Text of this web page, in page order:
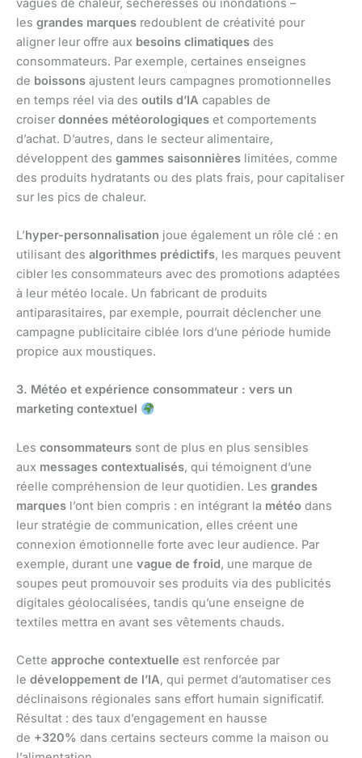
vagues de chaleur, sécheresses ou inondations –
les grandes marques redoublent de créativité pour
aligner leur offre aux besoins climatiques des
consommateurs. Par exemple, certaines enseignes
de boissons ajustent leurs campagnes promotionnelles
en temps réel via des outils d’IA capables de
croiser données météorologiques et comportements
d’achat. D’autres, dans le secteur alimentaire,
développent des gammes saisonnières limitées, comme
des produits hydratants ou des plats frais, pour capitaliser
sur les pics de chaleur.
L’hyper-personnalisation joue également un rôle clé : en
utilisant des algorithmes prédictifs, les marques peuvent
cibler les consommateurs avec des promotions adaptées
à leur météo locale. Un fabricant de produits
antiparasitaires, par exemple, pourrait déclencher une
campagne publicitaire ciblée lors d’une période humide
propice aux moustiques.
3. Météo et expérience consommateur : vers un
marketing contextuel
Les consommateurs sont de plus en plus sensibles
aux messages contextualisés, qui témoignent d’une
réelle compréhension de leur quotidien. Les grandes
marques l’ont bien compris : en intégrant la météo dans
leur stratégie de communication, elles créent une
connexion émotionnelle forte avec leur audience. Par
exemple, durant une vague de froid, une marque de
soupes peut promouvoir ses produits via des publicités
digitales géolocalisées, tandis qu’une enseigne de
textiles mettra en avant ses vêtements chauds.
Cette approche contextuelle est renforcée par
le développement de l’IA, qui permet d’automatiser ces
déclinaisons régionales sans effort humain significatif.
Résultat : des taux d’engagement en hausse
de +320% dans certains secteurs comme la maison ou